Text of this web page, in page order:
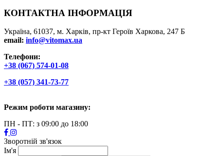
КОНТАКТНА ІНФОРМАЦІЯ
Україна, 61037, м. Харків, пр-кт Героїв Харкова, 247 Б
email: info@vitomax.ua
Телефони:
+38 (067) 574-01-08
+38 (057) 341-73-77
Режим роботи магазину:
ПН - ПТ: з 09:00 до 18:00
Зворотній зв'язок
Ім'я